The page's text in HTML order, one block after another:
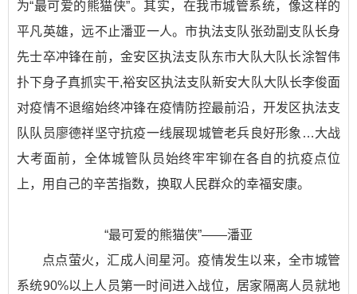
为“最可爱的熊猫侠”。其实，在我市城管系统，像这样的
平凡英雄，远不止潘亚一人。市执法支队张劲副支队长身
先士卒冲锋在前，金安区执法支队东市大队大队长涂智伟
扑下身子真抓实干,裕安区执法支队新安大队大队长李俊面
对疫情不退缩始终冲锋在疫情防控最前沿，开发区执法支
队队员廖德祥坚守抗疫一线展现城管老兵良好形象…大战
大考面前，全体城管队员始终牢牢铆在各自的抗疫点位
上，用自己的辛苦指数，换取人民群众的幸福安康。
“最可爱的熊猫侠”——潘亚
点点萤火，汇成人间星河。疫情发生以来，全市城管
系统90%以上人员第一时间进入战位，居家隔离人员就地